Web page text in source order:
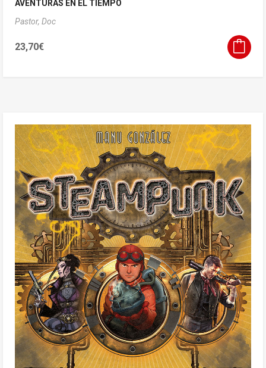
AVENTURAS EN EL TIEMPO
Pastor, Doc
23,70€